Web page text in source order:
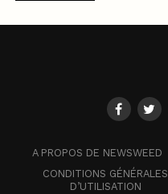
A PROPOS DE NEWSWEED
CONDITIONS GÉNÉRALES
D’UTILISATION